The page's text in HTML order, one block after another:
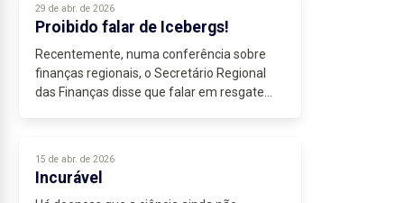
29 de abr. de 2026
Proibido falar de Icebergs!
Recentemente, numa conferência sobre
finanças regionais, o Secretário Regional
das Finanças disse que falar em resgate
15 de abr. de 2026
Incurável